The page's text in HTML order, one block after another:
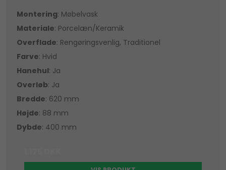
Montering: Møbelvask
Materiale: Porcelæn/Keramik
Overflade: Rengøringsvenlig, Traditionel
Farve: Hvid
Hanehul: Ja
Overløb: Ja
Bredde: 620 mm
Højde: 88 mm
Dybde: 400 mm